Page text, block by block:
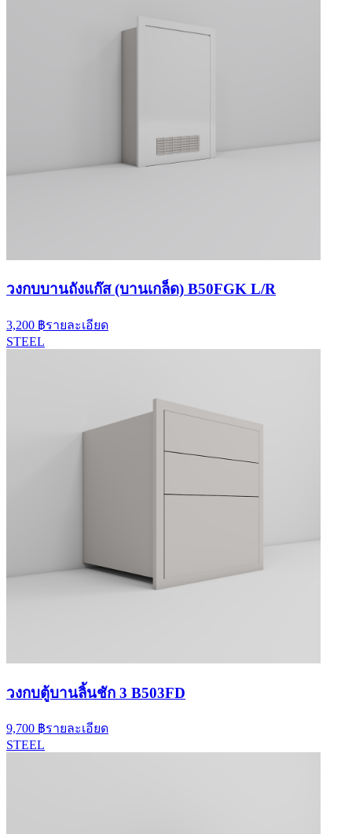
วงกบบานถังแก๊ส (บานเกล็ด) B50FGK L/R
3,200 ฿รายละเอียด
STEEL
วงกบตู้บานลิ้นชัก 3 B503FD
9,700 ฿รายละเอียด
STEEL